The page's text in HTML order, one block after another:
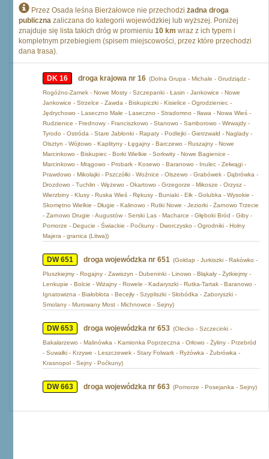
Przez Osada leśna Bierżałowce nie przechodzi żadna droga
publiczna zaliczana do kategorii wojewódzkiej lub wyższej. Poniżej
znajduje się lista takich dróg w promieniu 10 km wraz z ich typem i
kompletnym przebiegiem (spisem miejscowości, przez które przechodzi
dana trasa).
DK 16 droga krajowa nr 16 (Dolna Grupa - Michale - Grudziądz -
Rogóźno-Zamek - Nowe Mosty - Szczepanki - Łasin - Jankowice - Nowe
Jankowice - Strzelce - Zawda - Biskupiczki - Kisielice - Ogrodzieniec -
Jędrychowo - Laseczno Małe - Laseczno - Stradomno - Iława - Nowa Wieś -
Rudzienice - Frednowy - Franciszkowo - Stanowo - Samborowo - Wirwajdy -
Tyrodo - Ostróda - Stare Jabłonki - Rapaty - Podlejki - Gietrzwałd - Naglady -
Olsztyn - Wójtowo - Kaplityny - Łęgajny - Barczewo - Ruszajny - Nowe
Marcinkowo - Biskupiec - Borki Wielkie - Sorkwity - Nowe Bagienice -
Marcinkowo - Mrągowo - Probark - Kosewo - Baranowo - Inulec - Zełwągi -
Prawdowo - Mikołajki - Pszczółki - Woźnice - Olszewo - Grabówek - Dąbrówka -
Drozdowo - Tuchlin - Wężewo - Okartowo - Grzegorze - Mikosze - Orzysz -
Wierzbiny - Klusy - Ruska Wieś - Rękusy - Buniaki - Ełk - Golubka - Wysokie -
Skomętno Wielkie - Długie - Kalinowo - Rutki Nowe - Jeziorki - Żarnowo Trzecie
- Żarnowo Drugie - Augustów - Serski Las - Macharce - Głęboki Bród - Giby -
Pomorze - Degucie - Świackie - Poćkuny - Dworczysko - Ogrodniki - Hołny
Majera - granica (Litwa))
DW 651 droga wojewódzka nr 651 (Gołdap - Jurkiszki - Rakówko -
Pluszkiejmy - Rogajny - Zawiszyn - Dubeninki - Linowo - Błąkały - Żytkiejmy -
Lenkupie - Bolcie - Wiżajny - Rowele - Kadaryszki - Rutka-Tartak - Baranowo -
Ignatowizna - Białobłota - Becejły - Szypliszki - Słobódka - Zaboryszki -
Smolany - Murowany Most - Michnowce - Sejny)
DW 653 droga wojewódzka nr 653 (Olecko - Szczecinki -
Bakałarzewo - Malinówka - Kamionka Poprzeczna - Orłowo - Żyliny - Przebród
- Suwałki - Krzywe - Leszczewek - Stary Folwark - Ryżówka - Żubrówka -
Krasnopol - Sejny - Poćkuny)
DW 663 droga wojewódzka nr 663 (Pomorze - Posejanka - Sejny)